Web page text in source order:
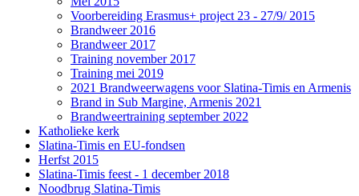
Voorbereiding Erasmus+ project 23 - 27/9/ 2015
Brandweer 2016
Brandweer 2017
Training november 2017
Training mei 2019
2021 Brandweerwagens voor Slatina-Timis en Armenis
Brand in Sub Margine, Armenis 2021
Brandweertraining september 2022
Katholieke kerk
Slatina-Timis en EU-fondsen
Herfst 2015
Slatina-Timis feest - 1 december 2018
Noodbrug Slatina-Timis